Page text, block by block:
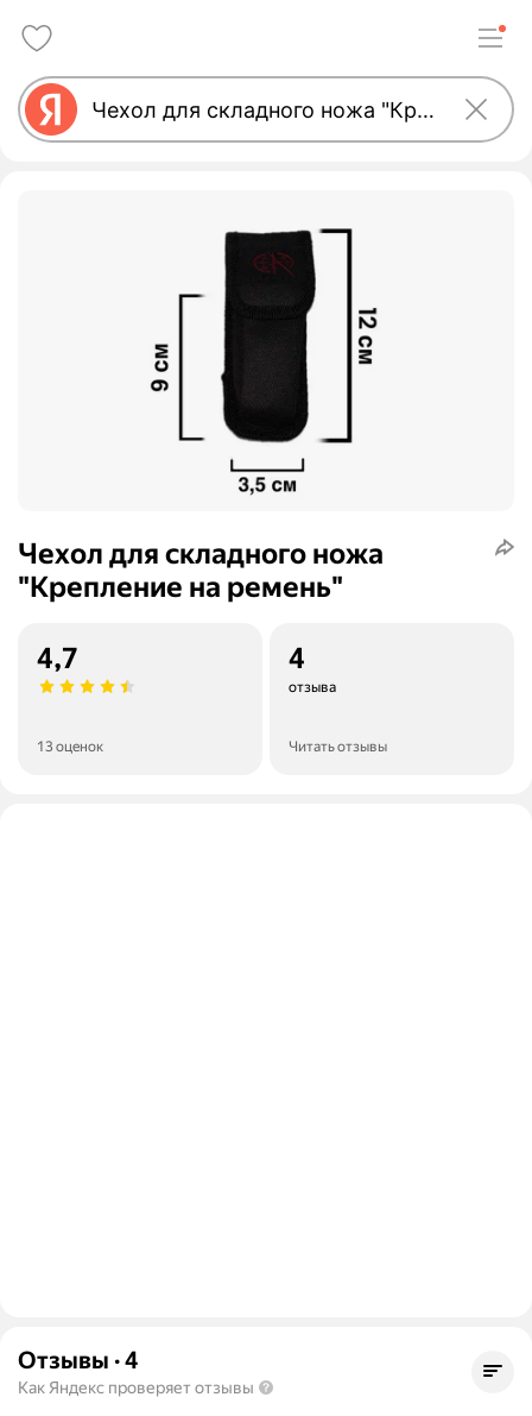
Чехол для складного ножа
"Крепление на ремень"
4,7
13 оценок
4
отзыва
Читать отзывы
Отзывы ·4
Как Яндекс проверяет отзывы